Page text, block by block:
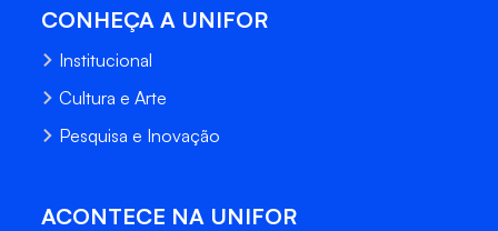
CONHEÇA A UNIFOR
Institucional
Cultura e Arte
Pesquisa e Inovação
ACONTECE NA UNIFOR